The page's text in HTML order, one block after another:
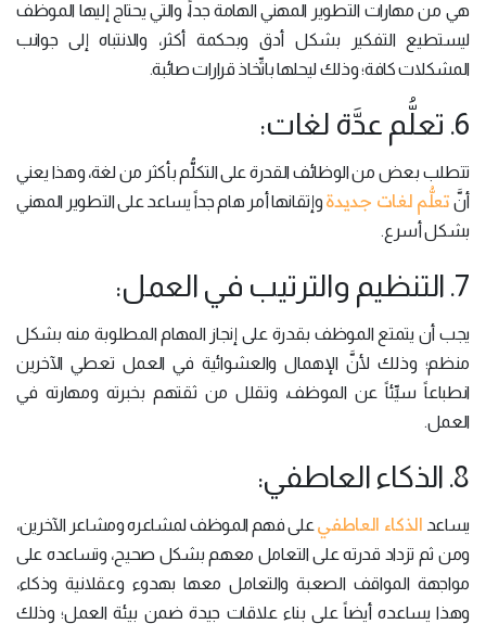
هي من مهارات التطوير المهني الهامة جداً، والتي يحتاج إليها الموظف
ليستطيع التفكير بشكل أدق وبحكمة أكثر، والانتباه إلى جوانب
المشكلات كافة؛ وذلك ليحلها باتِّخاذ قرارات صائبة.
6. تعلُّم عدَّة لغات:
تتطلب بعض من الوظائف القدرة على التكلُّم بأكثر من لغة، وهذا يعني
أنَّ تعلُّم لغات جديدة وإتقانها أمر هام جداً يساعد على التطوير المهني
بشكل أسرع.
7. التنظيم والترتيب في العمل:
يجب أن يتمتع الموظف بقدرة على إنجاز المهام المطلوبة منه بشكل
منظم؛ وذلك لأنَّ الإهمال والعشوائية في العمل تعطي الآخرين
انطباعاً سيِّئاً عن الموظف، وتقلل من ثقتهم بخبرته ومهارته في
العمل.
8. الذكاء العاطفي:
يساعد الذكاء العاطفي على فهم الموظف لمشاعره ومشاعر الآخرين،
ومن ثم تزداد قدرته على التعامل معهم بشكل صحيح، وتساعده على
مواجهة المواقف الصعبة والتعامل معها بهدوء وعقلانية وذكاء،
وهذا يساعده أيضاً على بناء علاقات جيدة ضمن بيئة العمل؛ وذلك